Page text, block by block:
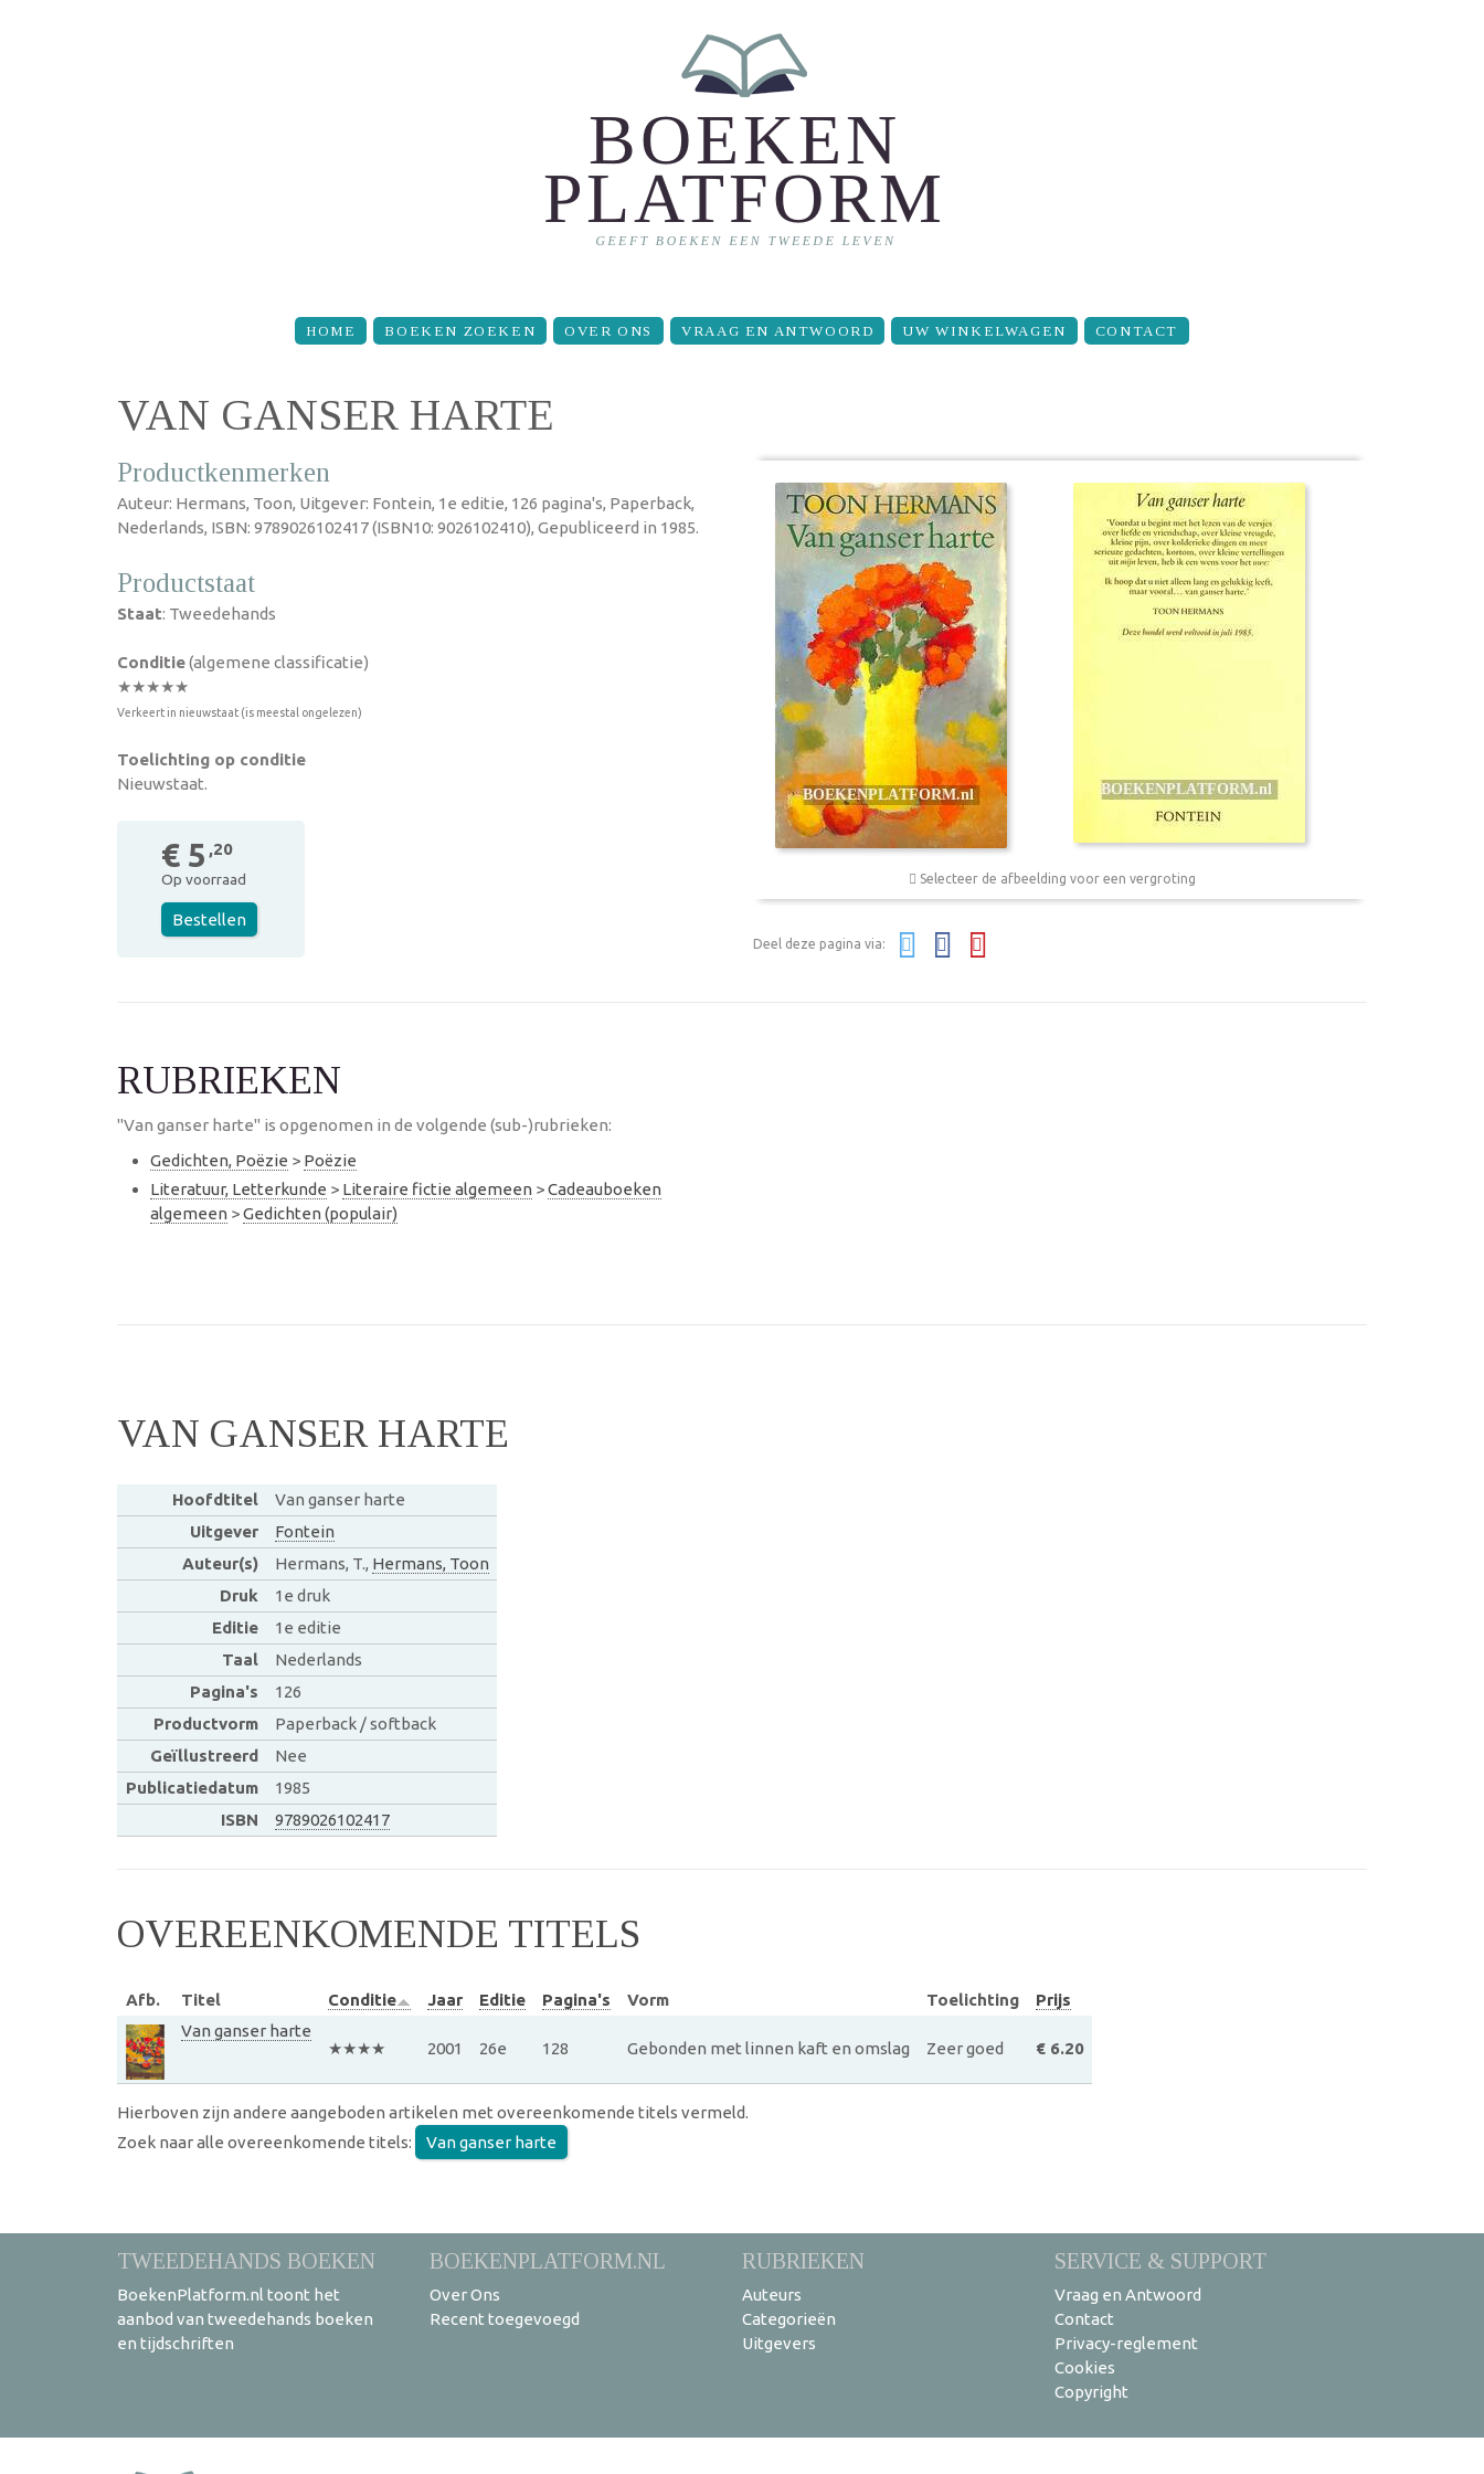
HOME BOEKEN ZOEKEN OVER ONS VRAAG EN ANTWOORD UW WINKELWAGEN CONTACT
VAN GANSER HARTE
Productkenmerken
Auteur: Hermans, Toon, Uitgever: Fontein, 1e editie, 126 pagina's, Paperback,
Nederlands, ISBN: 9789026102417 (ISBN10: 9026102410), Gepubliceerd in 1985.
Productstaat
Staat: Tweedehands
Conditie(algemene classificatie)
★★★★★
Verkeert in nieuwstaat (is meestal ongelezen)
Toelichting op conditie
Nieuwstaat.
€ 5 ,20
Op voorraad
Bestellen
Selecteer de afbeelding voor een vergroting
Deel deze pagina via:
RUBRIEKEN
"Van ganser harte" is opgenomen in de volgende (sub-)rubrieken:
Gedichten, Poëzie > Poëzie
Literatuur, Letterkunde > Literaire fictie algemeen >Cadeauboeken
algemeen >Gedichten (populair)
VAN GANSER HARTE
Hoofdtitel
Van ganser harte
Uitgever
Fontein
Auteur(s)
Hermans, T., Hermans, Toon
Druk
1e druk
Editie
1e editie
Taal
Nederlands
Pagina's
126
Productvorm
Paperback / softback
Geïllustreerd
Nee
Publicatiedatum
1985
ISBN
9789026102417
OVEREENKOMENDE TITELS
Afb. Titel Conditie Jaar Editie Pagina's Vorm Toelichting
Prijs
Van ganser harte
★★★★
2001 26e 128 Gebonden met linnen kaft en omslag Zeer goed € 6.20
Hierboven zijn andere aangeboden artikelen met overeenkomende titels vermeld.
Zoek naar alle overeenkomende titels:
Van ganser harte
TWEEDEHANDS BOEKEN
BoekenPlatform.nl toont het
aanbod van tweedehands boeken
en tijdschriften
BOEKENPLATFORM.NL
Over Ons
Recent toegevoegd
RUBRIEKEN
Auteurs
Categorieën
Uitgevers
SERVICE & SUPPORT
Vraag en Antwoord
Contact
Privacy-reglement
Cookies
Copyright